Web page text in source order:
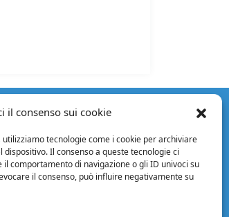
il consenso sui cookie
tecnologie come i cookie per archiviare
Il consenso a queste tecnologie ci
comportamento di navigazione o gli ID univoci su
il consenso, può influire negativamente su